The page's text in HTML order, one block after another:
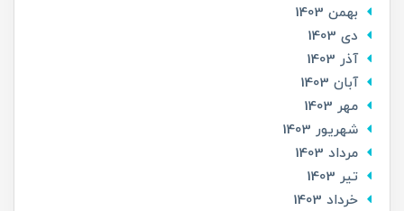
بهمن 1403
دی 1403
آذر 1403
آبان 1403
مهر 1403
شهریور 1403
مرداد 1403
تير 1403
خرداد 1403